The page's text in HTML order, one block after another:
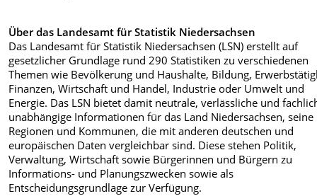
Über das Landesamt für Statistik Niedersachsen
Das Landesamt für Statistik Niedersachsen (LSN) erstellt auf
gesetzlicher Grundlage rund 290 Statistiken zu verschiedenen
Themen wie Bevölkerung und Haushalte, Bildung,
Finanzen, Wirtschaft und Handel, Industrie oder Umwelt und
Energie. Das LSN bietet damit neutrale, verlässliche und
unabhängige Informationen für das Land Niedersachsen, seine
Regionen und Kommunen, die mit anderen deutschen und
europäischen Daten vergleichbar sind. Diese stehen Politik,
Verwaltung, Wirtschaft sowie Bürgerinnen und Bürgern zu
Informations- und Planungszwecken sowie als
Entscheidungsgrundlage zur Verfügung.